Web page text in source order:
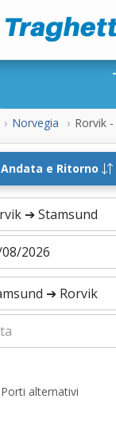
Norvegia Rorvik
Andata e Ritorno
Porti alternativi